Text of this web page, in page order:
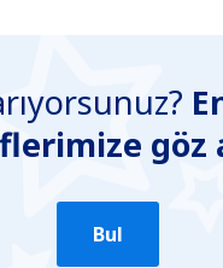
içermiyor.
göz
Bul